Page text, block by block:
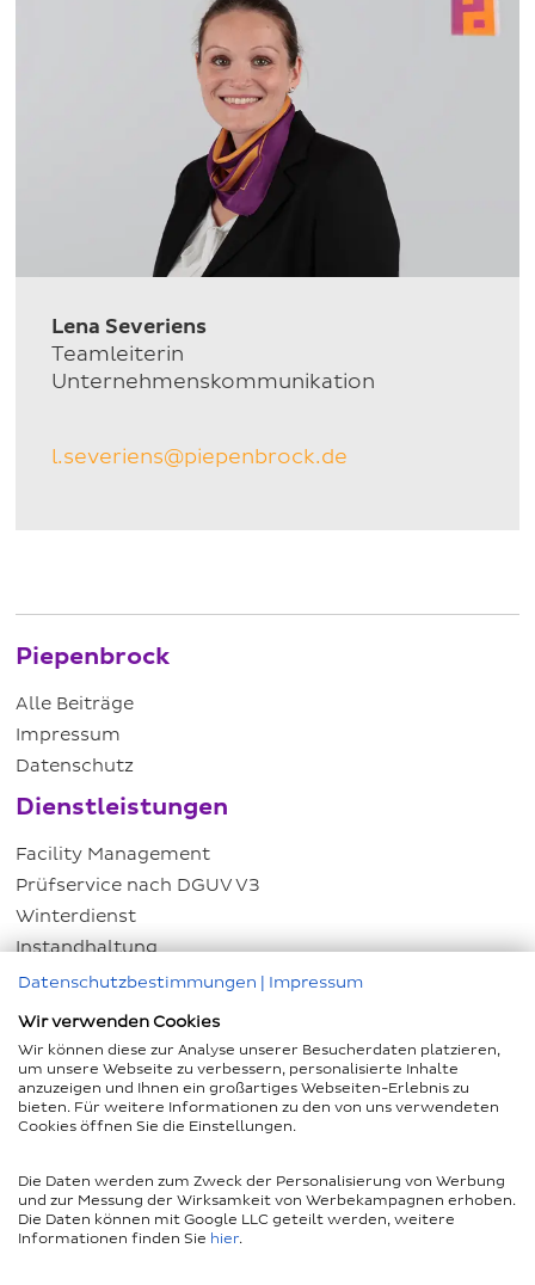
Lena Severiens
Teamleiterin
Unternehmenskommunikation
l.severiens@piepenbrock.de
Piepenbrock
Alle Beiträge
Impressum
Datenschutz
Dienstleistungen
Facility Management
Prüfservice nach DGUV V3
Winterdienst
Instandhaltung
Energiemanagement
Hausmeisterservice
Kundenservice
Kontakt
Adressensuche
+49 541 584 10
Datenschutzbestimmungen | Impressum
Wir verwenden Cookies
Wir können diese zur Analyse unserer Besucherdaten platzieren,
um unsere Webseite zu verbessern, personalisierte Inhalte
anzuzeigen und Ihnen ein großartiges Webseiten-Erlebnis zu
bieten. Für weitere Informationen zu den von uns verwendeten
Cookies öffnen Sie die Einstellungen.
Die Daten werden zum Zweck der Personalisierung von Werbung
und zur Messung der Wirksamkeit von Werbekampagnen erhoben.
Die Daten können mit Google LLC geteilt werden, weitere
Informationen finden Sie hier.